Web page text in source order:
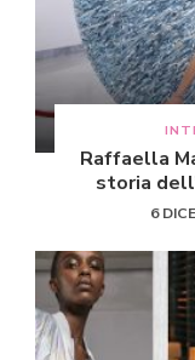
Raffaella
storia
6